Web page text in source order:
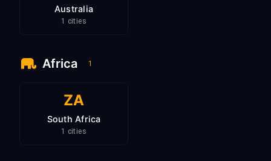
Australia
1 cities
Africa 1
ZA
South Africa
1 cities